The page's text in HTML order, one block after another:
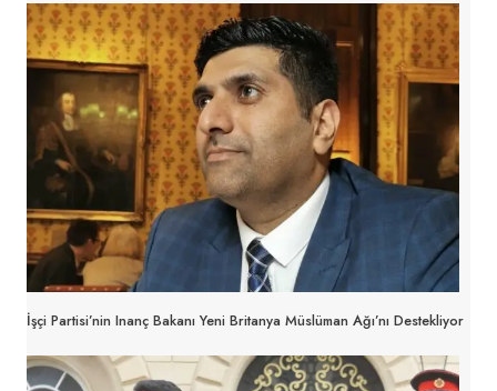
İşçi Partisi’nin Inanç Bakanı Yeni Britanya Müslüman Ağı’nı Destekliyor